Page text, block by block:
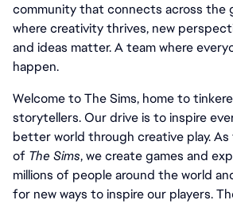
community that connects across the
where creativity thrives, new
and ideas matter. A team where
happen.
Welcome to The Sims, home to
storytellers. Our drive is to inspire
better world through creative play.
of The Sims, we create games and
millions of people around the world
for new ways to inspire our players.